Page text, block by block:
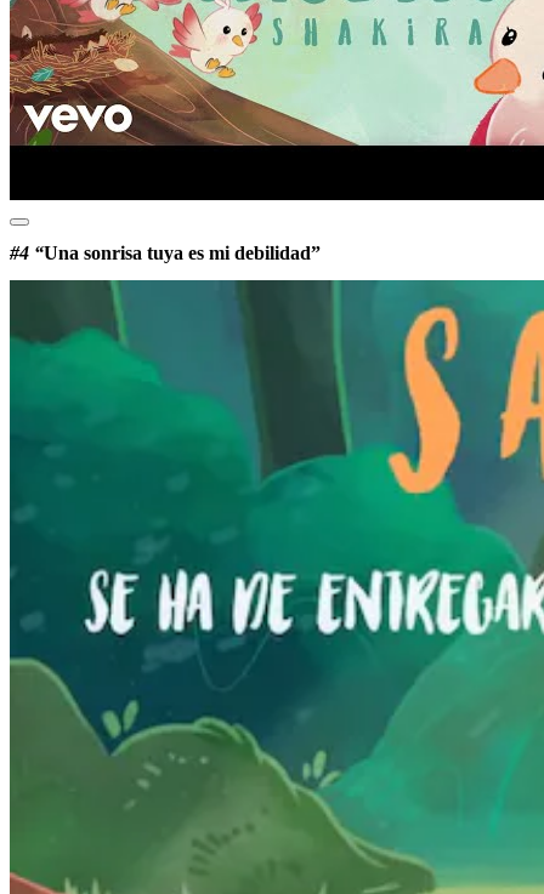
#4 “Una sonrisa tuya es mi debilidad”